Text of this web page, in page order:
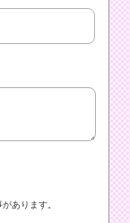
あります。